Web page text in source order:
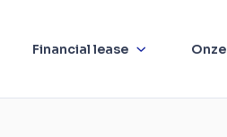
Financial lease